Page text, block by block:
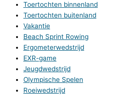
Toertochten binnenland
Toertochten buitenland
Vakantie
Beach Sprint Rowing
Ergometerwedstrijd
EXR-game
Jeugdwedstrijd
Olympische Spelen
Roeiwedstrijd